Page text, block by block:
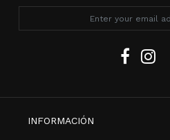
INFORMACIÓN